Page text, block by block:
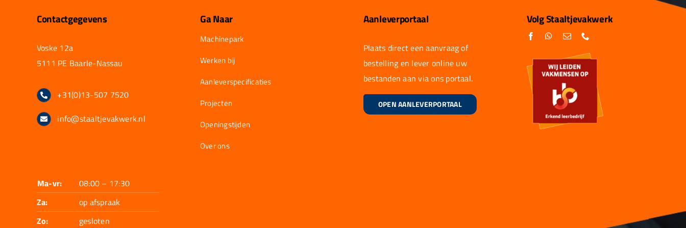
Contactgegevens
Voske 12a
5111 PE Baarle-Nassau
+31(0)13-507 7520
info@staaltjevakwerk.nl
Ma-vr:
08:00 – 17:30
Za:
op afspraak
Zo:
gesloten
Ga Naar
Machinepark
Werken bij
Aanleverspecificaties
Projecten
Openingstijden
Over ons
Aanleverportaal
Plaats direct een aanvraag of
bestelling en lever online uw
bestanden aan via ons portaal.
OPEN AANLEVERPORTAAL
Volg Staaltjevakwerk